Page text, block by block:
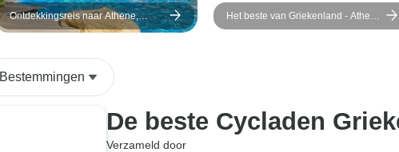
Ontdekkingsreis naar Athene,
Naxos & Santorini - 8 dagen
Het beste van Griekenland - Athene
& vier eilanden - zelfgeleid - 15
Bestemmingen
De beste Cycladen
Verzameld door